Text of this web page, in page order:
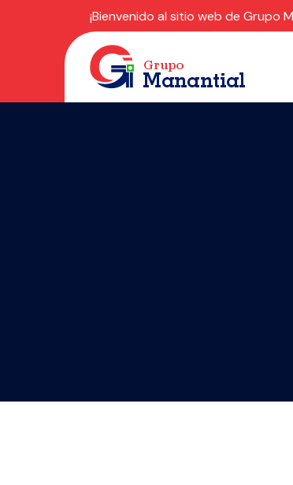
¡Bienvenido al sitio web de Grupo